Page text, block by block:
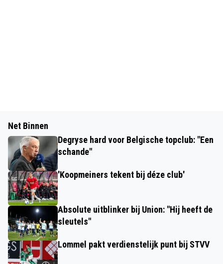
Net Binnen
Degryse hard voor Belgische topclub: "Een
schande"
'Koopmeiners tekent bij déze club'
Absolute uitblinker bij Union: "Hij heeft de
sleutels"
Lommel pakt verdienstelijk punt bij STVV